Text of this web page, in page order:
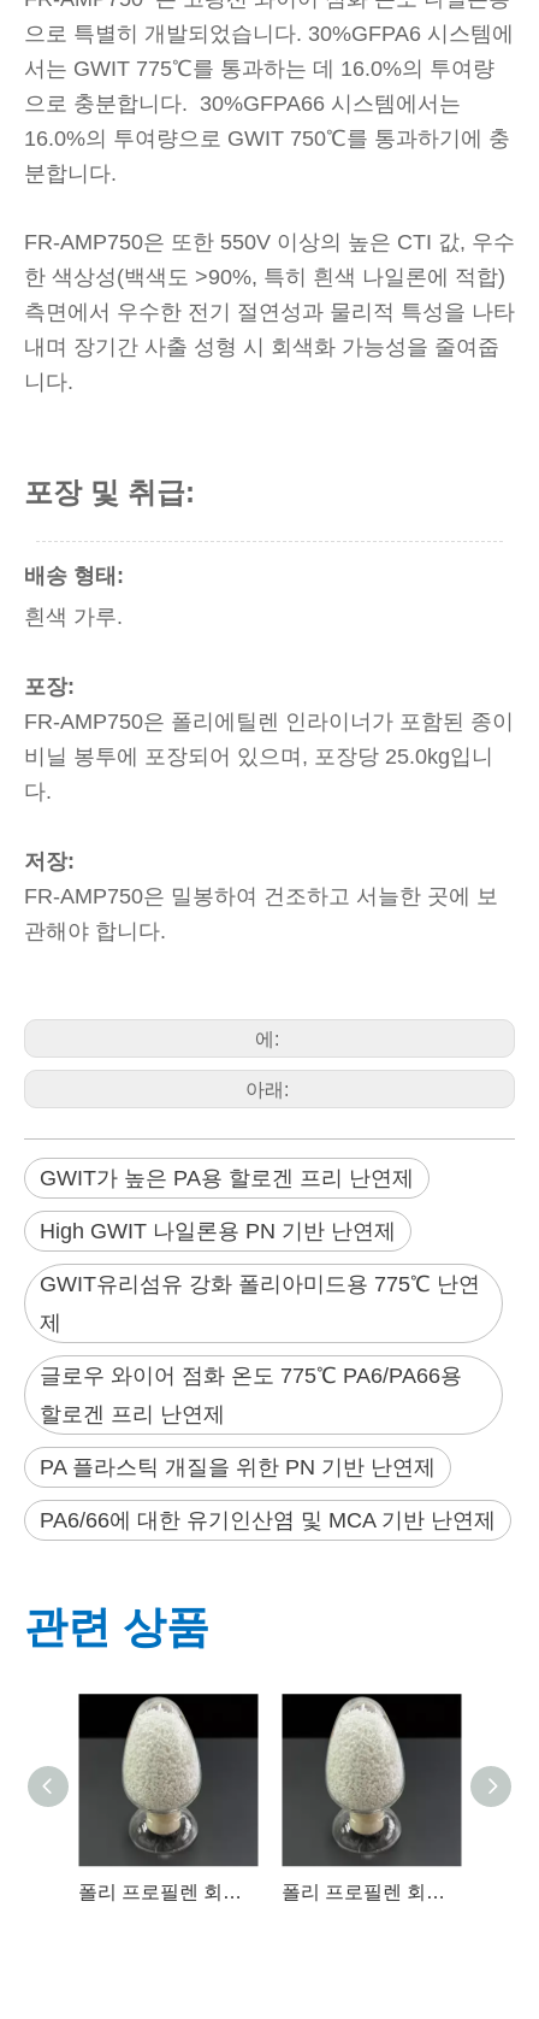
으로 특별히 개발되었습니다. 30%GFPA6 시스템에
서는 GWIT 775℃를 통과하는 데 16.0%의 투여량
으로 충분합니다. 30%GFPA66 시스템에서는
16.0%의 투여량으로 GWIT 750℃를 통과하기에 충
분합니다.
FR-AMP750은 또한 550V 이상의 높은 CTI 값, 우수
한 색상성(백색도 >90%, 특히 흰색 나일론에 적합)
측면에서 우수한 전기 절연성과 물리적 특성을 나타
내며 장기간 사출 성형 시 회색화 가능성을 줄여줍
니다.
포장 및 취급:
배송 형태:
흰색 가루.
포장:
FR-AMP750은 폴리에틸렌 인라이너가 포함된 종이
비닐 봉투에 포장되어 있으며, 포장당 25.0kg입니
다.
저장:
FR-AMP750은 밀봉하여 건조하고 서늘한 곳에 보
관해야 합니다.
에:
아래:
GWIT가 높은 PA용 할로겐 프리 난연제
High GWIT 나일론용 PN 기반 난연제
GWIT유리섬유 강화 폴리아미드용 775℃ 난연
제
글로우 와이어 점화 온도 775℃ PA6/PA66용
할로겐 프리 난연제
PA 플라스틱 개질을 위한 PN 기반 난연제
PA6/66에 대한 유기인산염 및 MCA 기반 난연제
관련 상품
폴리 프로필렌 회전을위한 브로마의 인 및 질소 상승 화염 지연 마스터 배치 폴리 프로필렌 회전을위한 브로마의 인 및 질소 상승 화염 지연 마스터 배치